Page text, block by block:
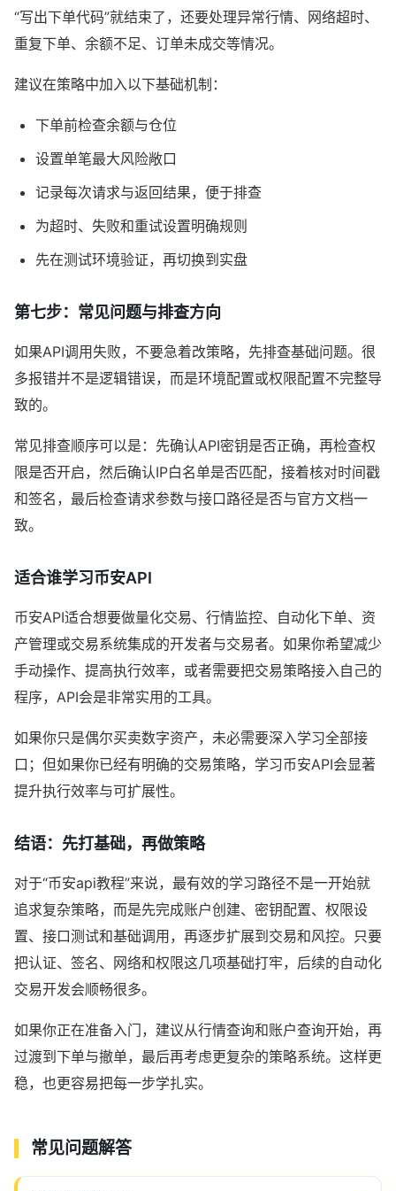
“写出下单代码”就结束了，还要处理异常行情、网络超时、
重复下单、余额不足、订单未成交等情况。
建议在策略中加入以下基础机制：
下单前检查余额与仓位
设置单笔最大风险敞口
记录每次请求与返回结果，便于排查
为超时、失败和重试设置明确规则
先在测试环境验证，再切换到实盘
第七步：常见问题与排查方向
如果API调用失败，不要急着改策略，先排查基础问题。很
多报错并不是逻辑错误，而是环境配置或权限配置不完整导
致的。
常见排查顺序可以是：先确认API密钥是否正确，再检查权
限是否开启，然后确认IP白名单是否匹配，接着核对时间戳
和签名，最后检查请求参数与接口路径是否与官方文档一
致。
适合谁学习币安API
币安API适合想要做量化交易、行情监控、自动化下单、资
产管理或交易系统集成的开发者与交易者。如果你希望减少
手动操作、提高执行效率，或者需要把交易策略接入自己的
程序，API会是非常实用的工具。
如果你只是偶尔买卖数字资产，未必需要深入学习全部接
口；但如果你已经有明确的交易策略，学习币安API会显著
提升执行效率与可扩展性。
结语：先打基础，再做策略
对于“币安api教程”来说，最有效的学习路径不是一开始就
追求复杂策略，而是先完成账户创建、密钥配置、权限设
置、接口测试和基础调用，再逐步扩展到交易和风控。只要
把认证、签名、网络和权限这几项基础打牢，后续的自动化
交易开发会顺畅很多。
如果你正在准备入门，建议从行情查询和账户查询开始，再
过渡到下单与撤单，最后再考虑更复杂的策略系统。这样更
稳，也更容易把每一步学扎实。
常见问题解答